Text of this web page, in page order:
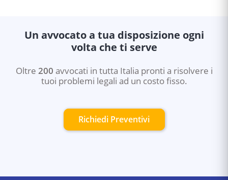
Un avvocato a tua disposizione ogni
volta che ti serve
Oltre 200 avvocati in tutta Italia pronti a risolvere i
tuoi problemi legali ad un costo fisso.
Richiedi Preventivi